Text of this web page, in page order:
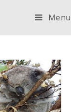
Menu